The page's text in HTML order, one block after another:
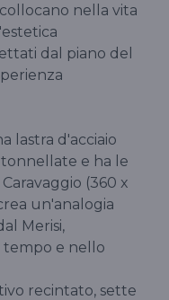
nella vita
dal piano del
lastra d'acciaio
e ha le
(360 x
un'analogia
Merisi,
e nello
recintato, sette